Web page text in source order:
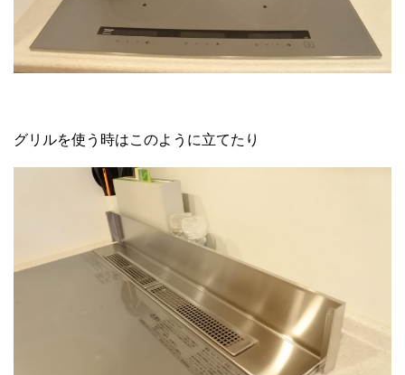
グリルを使う時はこのように立てたり